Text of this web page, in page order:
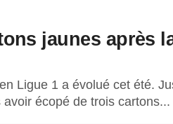
jaunes après
Ligue 1 a évolué cet été.
écopé de trois cartons...